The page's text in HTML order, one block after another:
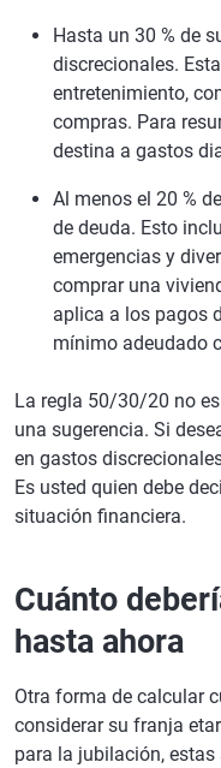
Hasta un 30 % de
discrecionales.
entretenimiento,
compras. Para
destina a gastos
Al menos el 20 %
de deuda. Esto
emergencias y
comprar una
aplica a los pagos
mínimo adeudado
La regla 50/30/20 no
una sugerencia. Si
en gastos
Es usted quien debe
situación financiera.
Cuánto
hasta ahora
Otra forma de calcular
considerar su franja
para la jubilación,